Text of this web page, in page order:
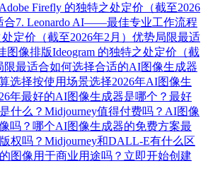
Adobe Firefly 的独特之处定价（截至2026
合7. Leonardo AI——最佳专业工作流程
定价（截至2026年2月） 优势局限最适
图像排版Ideogram 的独特之处定价（截
限最适合如何选择合适的AI图像生成器
选择按使用场景选择2026年AI图像生
年最好的AI图像生成器是哪个？ 最好
什么？ Midjourney值得付费吗？ AI图像
吗？ 哪个AI图像生成器的免费方案最
权吗？ Midjourney和DALL-E有什么区
图像用于商业用途吗？ 立即开始创建